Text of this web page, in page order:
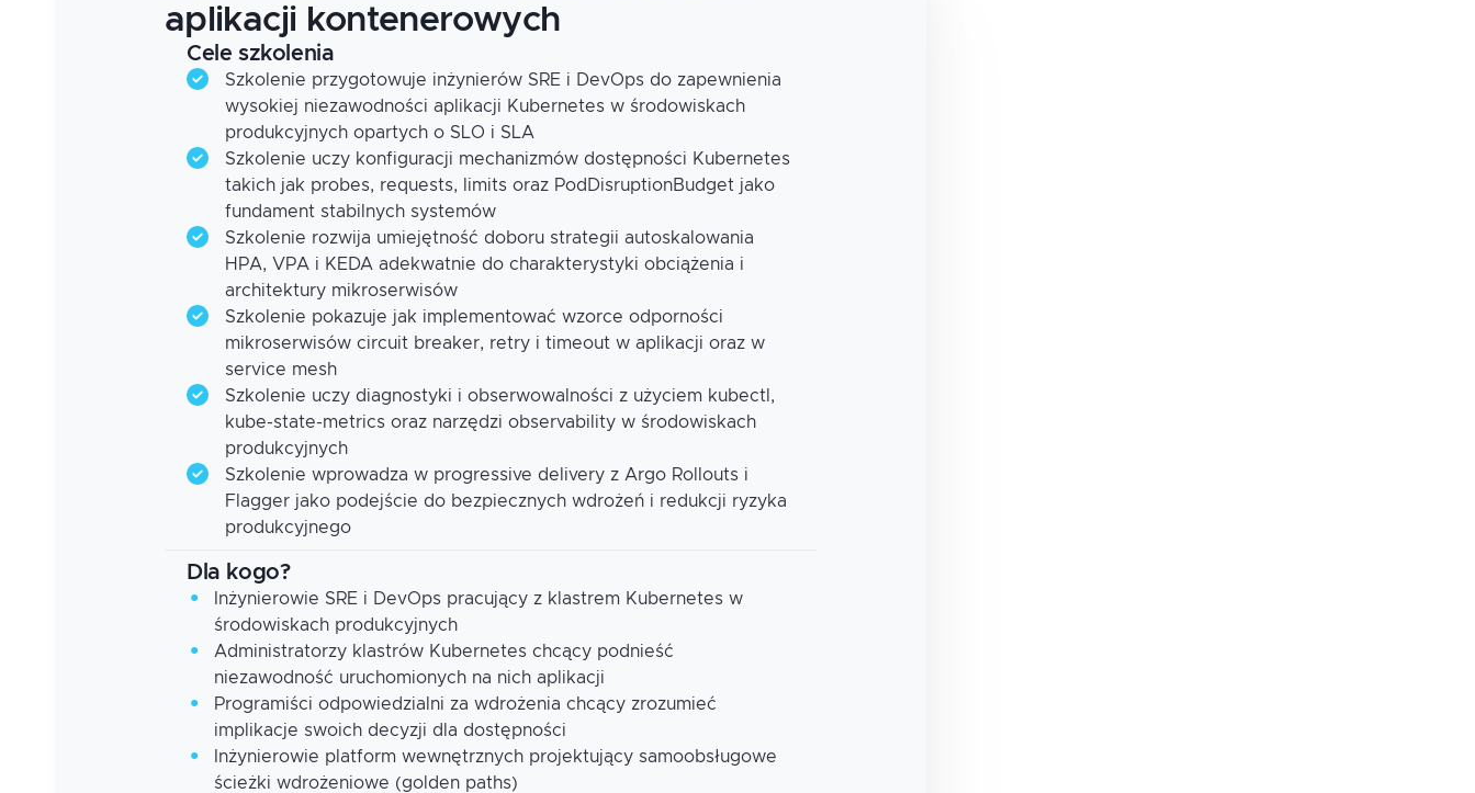
aplikacji kontenerowych
Cele szkolenia
Szkolenie przygotowuje inżynierów SRE i DevOps do zapewnienia
wysokiej niezawodności aplikacji Kubernetes w środowiskach
produkcyjnych opartych o SLO i SLA
Szkolenie uczy konfiguracji mechanizmów dostępności Kubernetes
takich jak probes, requests, limits oraz PodDisruptionBudget jako
fundament stabilnych systemów
Szkolenie rozwija umiejętność doboru strategii autoskalowania
HPA, VPA i KEDA adekwatnie do charakterystyki obciążenia i
architektury mikroserwisów
Szkolenie pokazuje jak implementować wzorce odporności
mikroserwisów circuit breaker, retry i timeout w aplikacji oraz w
service mesh
Szkolenie uczy diagnostyki i obserwowalności z użyciem kubectl,
kube-state-metrics oraz narzędzi observability w środowiskach
produkcyjnych
Szkolenie wprowadza w progressive delivery z Argo Rollouts i
Flagger jako podejście do bezpiecznych wdrożeń i redukcji ryzyka
produkcyjnego
Dla kogo?
Inżynierowie SRE i DevOps pracujący z klastrem Kubernetes w
środowiskach produkcyjnych
Administratorzy klastrów Kubernetes chcący podnieść
niezawodność uruchomionych na nich aplikacji
Programiści odpowiedzialni za wdrożenia chcący zrozumieć
implikacje swoich decyzji dla dostępności
Inżynierowie platform wewnętrznych projektujący samoobsługowe
ścieżki wdrożeniowe (golden paths)